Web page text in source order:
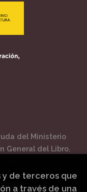
del Ministerio
General del Libro,
y de terceros que
a través de una